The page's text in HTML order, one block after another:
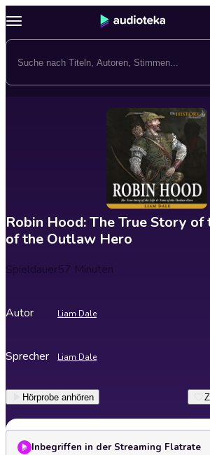
Robin Hood: The True Story
of the Outlaw Hero
Spieldauer57 Minuten
Autor Liam Dale
Sprecher Liam Dale
Hörprobe anhören
Inbegriffen in der Streaming Flatrate